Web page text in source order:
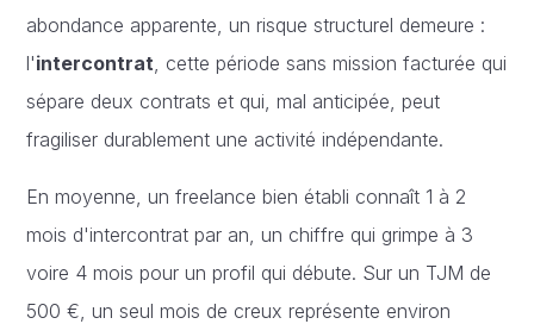
abondance apparente, un risque structurel demeure :
l'intercontrat , cette période sans mission facturée qui
sépare deux contrats et qui, mal anticipée, peut
fragiliser durablement une activité indépendante.
En moyenne, un freelance bien établi connaît 1 à 2
mois d'intercontrat par an, un chiffre qui grimpe à 3
voire 4 mois pour un profil qui débute. Sur un TJM de
500 €, un seul mois de creux représente environ